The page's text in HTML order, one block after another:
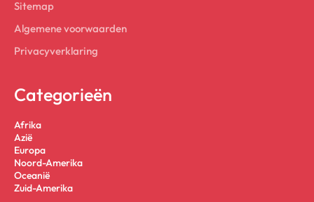
Sitemap
Algemene voorwaarden
Privacyverklaring
Categorieën
Afrika
Azië
Europa
Noord-Amerika
Oceanië
Zuid-Amerika